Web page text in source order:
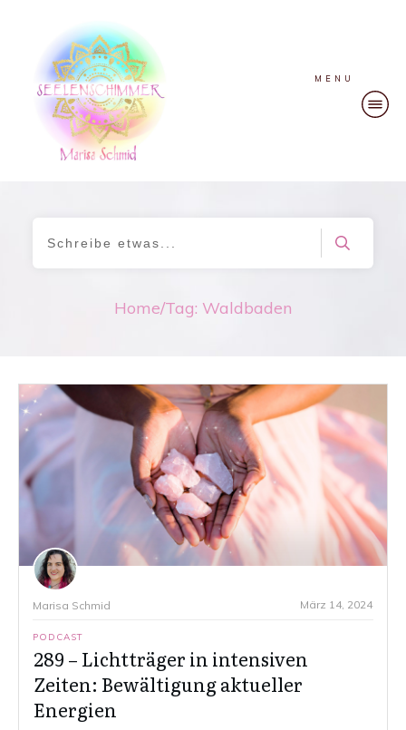
MENU
Home/Tag: Waldbaden
Marisa Schmid März 14, 2024
PODCAST
289 – Lichtträger in intensiven
Zeiten: Bewältigung aktueller
Energien